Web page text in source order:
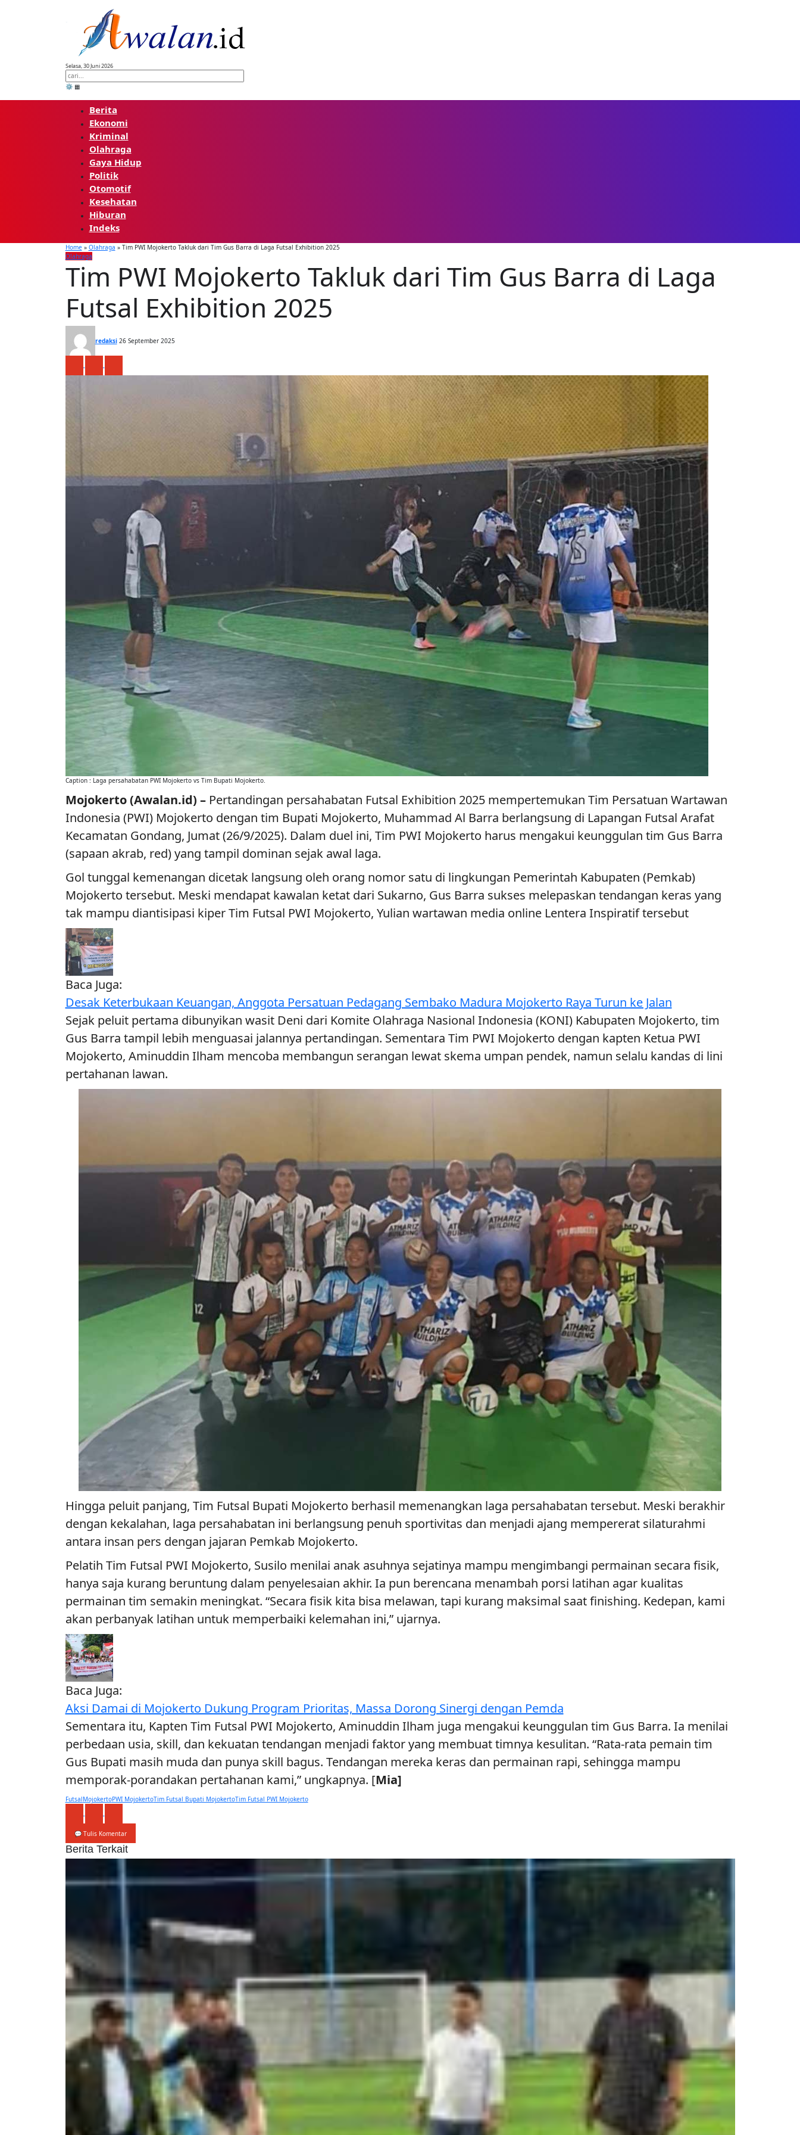
Selasa, 30 Juni 2026
⚙️ ▦
Berita
Ekonomi
Kriminal
Olahraga
Gaya Hidup
Politik
Otomotif
Kesehatan
Hiburan
Indeks
Home» Olahraga » Tim PWI Mojokerto Takluk dari Tim Gus Barra di Laga Futsal Exhibition 2025
Olahraga
Tim PWI Mojokerto Takluk dari Tim Gus Barra di Laga
Futsal Exhibition 2025
redaksi 26 September 2025
Caption : Laga persahabatan PWI Mojokerto vs Tim Bupati Mojokerto.
Mojokerto (Awalan.id) –Pertandingan persahabatan Futsal Exhibition 2025 mempertemukan Tim Persatuan Wartawan
Indonesia (PWI) Mojokerto dengan tim Bupati Mojokerto, Muhammad Al Barra berlangsung di Lapangan Futsal Arafat
Kecamatan Gondang, Jumat (26/9/2025). Dalam duel ini, Tim PWI Mojokerto harus mengakui keunggulan tim Gus Barra
(sapaan akrab, red) yang tampil dominan sejak awal laga.
Gol tunggal kemenangan dicetak langsung oleh orang nomor satu di lingkungan Pemerintah Kabupaten (Pemkab)
Mojokerto tersebut. Meski mendapat kawalan ketat dari Sukarno, Gus Barra sukses melepaskan tendangan keras yang
tak mampu diantisipasi kiper Tim Futsal PWI Mojokerto, Yulian wartawan media online Lentera Inspiratif tersebut
Baca Juga:
Desak Keterbukaan Keuangan, Anggota Persatuan Pedagang Sembako Madura Mojokerto Raya Turun ke Jalan
Sejak peluit pertama dibunyikan wasit Deni dari Komite Olahraga Nasional Indonesia (KONI) Kabupaten Mojokerto, tim
Gus Barra tampil lebih menguasai jalannya pertandingan. Sementara Tim PWI Mojokerto dengan kapten Ketua PWI
Mojokerto, Aminuddin Ilham mencoba membangun serangan lewat skema umpan pendek, namun selalu kandas di lini
pertahanan lawan.
Hingga peluit panjang, Tim Futsal Bupati Mojokerto berhasil memenangkan laga persahabatan tersebut. Meski berakhir
dengan kekalahan, laga persahabatan ini berlangsung penuh sportivitas dan menjadi ajang mempererat silaturahmi
antara insan pers dengan jajaran Pemkab Mojokerto.
Pelatih Tim Futsal PWI Mojokerto, Susilo menilai anak asuhnya sejatinya mampu mengimbangi permainan secara fisik,
hanya saja kurang beruntung dalam penyelesaian akhir. Ia pun berencana menambah porsi latihan agar kualitas
permainan tim semakin meningkat. “Secara fisik kita bisa melawan, tapi kurang maksimal saat finishing. Kedepan, kami
akan perbanyak latihan untuk memperbaiki kelemahan ini,” ujarnya.
Baca Juga:
Aksi Damai di Mojokerto Dukung Program Prioritas, Massa Dorong Sinergi dengan Pemda
Sementara itu, Kapten Tim Futsal PWI Mojokerto, Aminuddin Ilham juga mengakui keunggulan tim Gus Barra. Ia menilai
perbedaan usia, skill, dan kekuatan tendangan menjadi faktor yang membuat timnya kesulitan. “Rata-rata pemain tim
Gus Bupati masih muda dan punya skill bagus. Tendangan mereka keras dan permainan rapi, sehingga mampu
memporak-porandakan pertahanan kami,” ungkapnya. [Mia]
FutsalMojokertoPWI MojokertoTim Futsal Bupati MojokertoTim Futsal PWI Mojokerto
💬 Tulis Komentar
Berita Terkait